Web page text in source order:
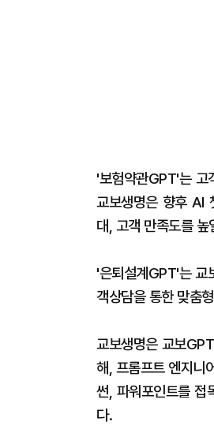
'보험약관GPT'는 고
교보생명은 향후 AI
대, 고객 만족도를 높
'은퇴설계GPT'는 교
객상담을 통한 맞춤
교보생명은 교보
해, 프롬프트 엔지니
썬, 파워포인트를 접
다.